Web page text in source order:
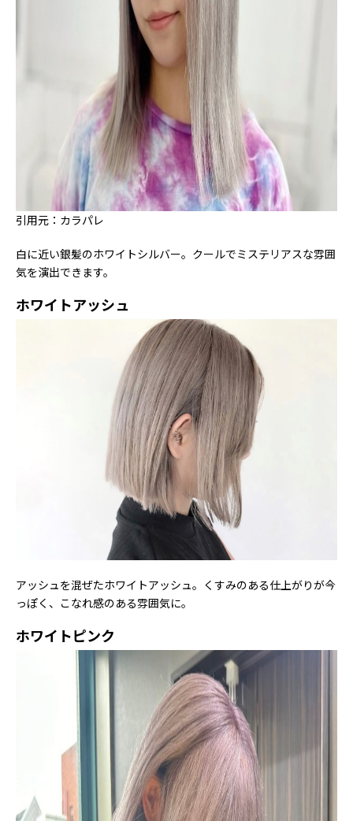
引用元：カラパレ
白に近い銀髪のホワイトシルバー。クールでミステリアスな雰囲
気を演出できます。
ホワイトアッシュ
アッシュを混ぜたホワイトアッシュ。くすみのある仕上がりが今
っぽく、こなれ感のある雰囲気に。
ホワイトピンク